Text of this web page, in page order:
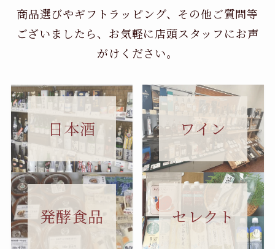
商品選びやギフトラッピング、その他ご質問等
ございましたら、お気軽に店頭スタッフにお声
がけください。
日本酒 ワイン
発酵食品 セレクト